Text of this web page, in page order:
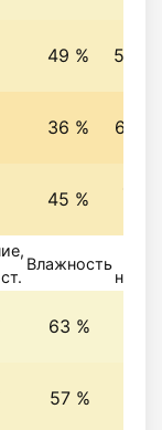
49 % 5.3
36 % 6.7
45 %
Влажность
63 %
57 %